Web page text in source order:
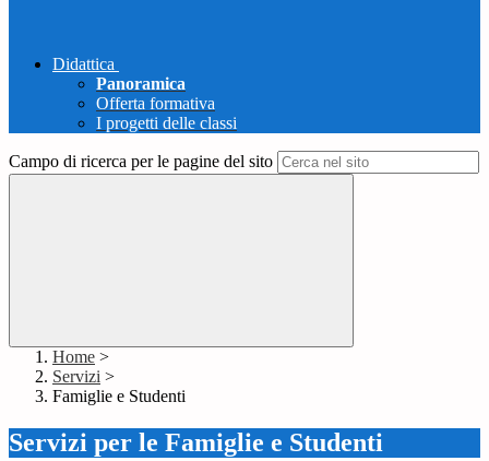
Didattica
Panoramica
Offerta formativa
I progetti delle classi
Campo di ricerca per le pagine del sito
Home >
Servizi >
Famiglie e Studenti
Servizi per le Famiglie e Studenti